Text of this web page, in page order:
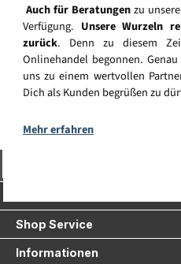
Auch für Beratungenzu
Verfügung. Unsere Wurzeln
zurück. Denn zu diesem
Onlinehandel begonnen.
uns zu einem wertvollen
Dich als Kunden begrüßen zu
Mehr erfahren
Shop Service
Informationen